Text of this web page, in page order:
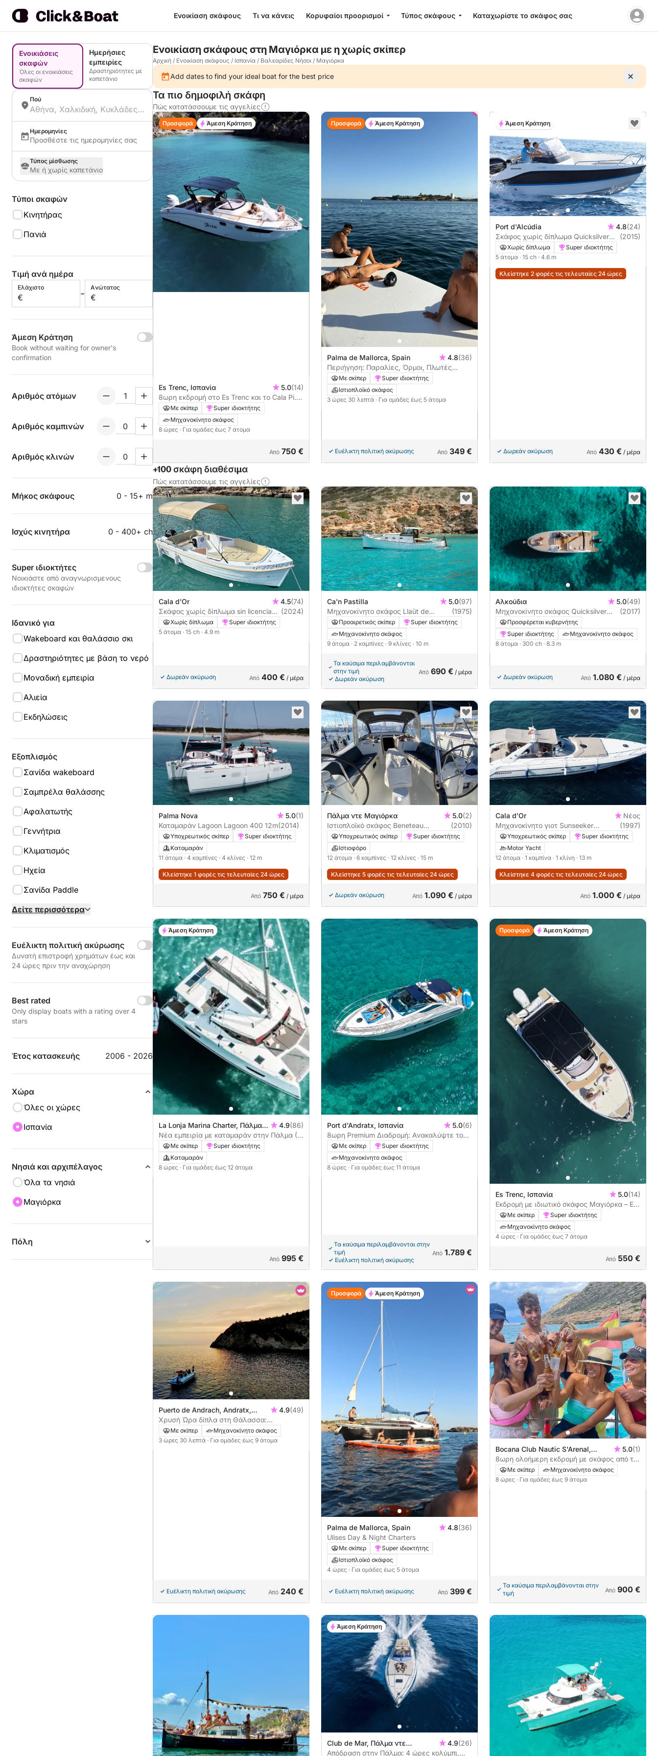
Ενοικίαση σκάφους Τι να κάνεις Κορυφαίοι προορισμοί Τύπος σκάφους Καταχωρίστε το σκάφος σας
Ενοικιάσεις
σκαφών
Όλες οι ενοικιάσεις
σκαφών
Ημερήσιες
εμπειρίες
Δραστηριότητες με
καπετάνιο
Πού
Ημερομηνίες
Προσθέστε τις ημερομηνίες σας
Τύπος μίσθωσης
Με ή χωρίς καπετάνιο
Τύποι σκαφών
Κινητήρας
Πανιά
Τιμή ανά ημέρα
Ελάχιστο
€ -
Aνώτατος
€
Άμεση Κράτηση
Book without waiting for owner's
confirmation
Αριθμός ατόμων
Αριθμός καμπινών
Αριθμός κλινών
Μήκος σκάφους 0 - 15+ m
Ισχύς κινητήρα 0 - 400+ ch
Super ιδιοκτήτες
Νοικιάστε από αναγνωρισμενους
ιδιοκτήτες σκαφών
Ιδανικό για
Wakeboard και θαλάσσιο σκι
Δραστηριότητες με βάση το νερό
Μοναδική εμπειρία
Αλιεία
Εκδηλώσεις
Εξοπλισμός
Σανίδα wakeboard
Σαμπρέλα θαλάσσης
Αφαλατωτής
Γεννήτρια
Κλιματισμός
Ηχεία
Σανίδα Paddle
Δείτε περισσότερα
Ευέλικτη πολιτική ακύρωσης
Δυνατή επιστροφή χρημάτων έως και
24 ώρες πριν την αναχώρηση
Best rated
Only display boats with a rating over 4
stars
Έτος κατασκευής 2006 - 2026
Χώρα
Όλες οι χώρες
Ισπανία
Νησιά και αρχιπέλαγος
Όλα τα νησιά
Μαγιόρκα
Πόλη
Ενοικίαση σκάφους στη Μαγιόρκα με η χωρίς σκίπερ
Αρχική / Ενοικίαση σκάφους / Ισπανία / Βαλεαρίδες Νήσοι / Μαγιόρκα
Add dates to find your ideal boat for the best price
Τα πιο δημοφιλή σκάφη
Πώς κατατάσσουμε τις αγγελίες
Es Trenc, Ισπανία 5.0(14)
8ωρη εκδρομή στο Es Trenc και το Cala Pi.
Συμπεριλαμβάνεται καπετάνιος - Saver
2025
Με σκίπερ
Super ιδιοκτήτης
Μηχανοκίνητο σκάφος
8 ώρες · Για ομάδες έως 7 άτομα
Από 750 €
Προσφορά Άμεση Κράτηση
Palma de Mallorca, Spain 4.8(36)
Περιήγηση: Παραλίες, Όρμοι, Πλωτές
Πλατφόρμες, Καγιάκ, Paddle Surf
Με σκίπερ
Super ιδιοκτήτης
Ιστιοπλοϊκό σκάφος
3 ώρες 30 λεπτά · Για ομάδες έως 5 άτομα
Ευέλικτη πολιτική ακύρωσης Από 349 €
Προσφορά Άμεση Κράτηση
Port d'Alcúdia 4.8(24)
Σκάφος χωρίς δίπλωμα Quicksilver
Activ 455 Open 15ch
(2015)
Χωρίς δίπλωμα
Super ιδιοκτήτης
5 άτομα · 15 ch · 4.6 m
Κλείστηκε 2 φορές τις τελευταίες 24 ώρες
Δωρεάν ακύρωση Από 430 € / μέρα
Άμεση Κράτηση
+100 σκάφη διαθέσιμα
Πώς κατατάσσουμε τις αγγελίες
Cala d'Or 4.5(74)
Σκάφος χωρίς δίπλωμα sin licencia
silver 15ch
(2024)
Χωρίς δίπλωμα
Super ιδιοκτήτης
5 άτομα · 15 ch · 4.9 m
Δωρεάν ακύρωση Από 400 € / μέρα
Ca'n Pastilla 5.0(97)
Μηχανοκίνητο σκάφος Llaüt de
madera Artesanal 160ch
(1975)
Προαιρετικός σκίπερ
Super ιδιοκτήτης
Μηχανοκίνητο σκάφος
9 άτομα · 2 καμπίνες · 9 κλίνες · 10 m
Τα καύσιμα περιλαμβάνονται
στην τιμή
Δωρεάν ακύρωση
Από 690 € / μέρα
Αλκούδια 5.0(49)
Μηχανοκίνητο σκάφος Quicksilver
Activ 805 Cruiser 300ch
(2017)
Προσφέρεται κυβερνήτης
Super ιδιοκτήτης
Μηχανοκίνητο σκάφος
8 άτομα · 300 ch · 8.3 m
Δωρεάν ακύρωση Από 1.080 € / μέρα
Palma Nova 5.0(1)
Καταμαράν Lagoon Lagoon 400 12m(2014)
Υποχρεωτικός σκίπερ
Super ιδιοκτήτης
Καταμαράν
11 άτομα · 4 καμπίνες · 4 κλίνες · 12 m
Κλείστηκε 1 φορές τις τελευταίες 24 ώρες
Από 750 € / μέρα
Πάλμα ντε Μαγιόρκα 5.0(2)
Ιστιοπλοϊκό σκάφος Beneteau
Oceanis 50 15m
(2010)
Υποχρεωτικός σκίπερ
Super ιδιοκτήτης
Ιστιοφόρο
12 άτομα · 6 καμπίνες · 12 κλίνες · 15 m
Κλείστηκε 5 φορές τις τελευταίες 24 ώρες
Δωρεάν ακύρωση Από 1.090 € / μέρα
Cala d'Or
Νέος
Μηχανοκίνητο γιοτ Sunseeker
tomahawk 41 500ch
(1997)
Υποχρεωτικός σκίπερ
Super ιδιοκτήτης
Motor Yacht
12 άτομα · 1 καμπίνα · 1 κλίνη · 13 m
Κλείστηκε 4 φορές τις τελευταίες 24 ώρες
Από 1.000 € / μέρα
La Lonja Marina Charter, Πάλμα
ντε Μαγιόρκα, Ισπανία
4.9(86)
Νέα εμπειρία με καταμαράν στην Πάλμα (8
ώρες)Με σκίπερ
Super ιδιοκτήτης
Καταμαράν
8 ώρες · Για ομάδες έως 12 άτομα
Από 995 €
Άμεση Κράτηση
Port d'Andratx, Ισπανία 5.0(6)
8ωρη Premium Διαδρομή: Ανακαλύψτε το
Νησί Dragonera και τους Μυστικούς
Κολπίσκους της Μαγιόρκα
Με σκίπερ
Super ιδιοκτήτης
Μηχανοκίνητο σκάφος
8 ώρες · Για ομάδες έως 11 άτομα
Τα καύσιμα περιλαμβάνονται στην
τιμή
Ευέλικτη πολιτική ακύρωσης
Από 1.789 €
Es Trenc, Ισπανία 5.0(14)
Εκδρομή με ιδιωτικό σκάφος Μαγιόρκα – Es
Trenc & Cala Pi | Περιλαμβάνεται
καπετάνιος
Με σκίπερ
Super ιδιοκτήτης
Μηχανοκίνητο σκάφος
4 ώρες · Για ομάδες έως 7 άτομα
Από 550 €
Προσφορά Άμεση Κράτηση
Puerto de Andrach, Andratx,
Ισπανία
4.9(49)
Χρυσή Ώρα δίπλα στη Θάλασσα:
Κρουαζιέρα με ηλιοβασίλεμα κατά μήκος
της ακτής της Μαγιόρκα
Με σκίπερ
Μηχανοκίνητο σκάφος
3 ώρες 30 λεπτά · Για ομάδες έως 9 άτομα
Ευέλικτη πολιτική ακύρωσης Από 240 €
Palma de Mallorca, Spain 4.8(36)
Ulises Day & Night Charters
Με σκίπερ
Super ιδιοκτήτης
Ιστιοπλοϊκό σκάφος
4 ώρες · Για ομάδες έως 5 άτομα
Ευέλικτη πολιτική ακύρωσης Από 399 €
Προσφορά Άμεση Κράτηση
Bocana Club Nautic S'Arenal,
Llucmajor, Ισπανία
5.0(1)
8ωρη ολοήμερη εκδρομή με σκάφος από το
Γιουκματζόρ
Με σκίπερ
Μηχανοκίνητο σκάφος
8 ώρες · Για ομάδες έως 9 άτομα
Τα καύσιμα περιλαμβάνονται στην
τιμή
Από 900 €
Club de Mar, Πάλμα ντε
Μαγιόρκα, Ισπανία
4.9(26)
Απόδραση στην Πάλμα: 4 ώρες κολύμπι,
Άμεση Κράτηση